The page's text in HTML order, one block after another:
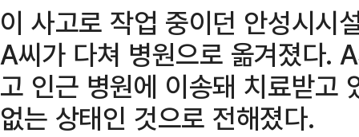
이 사고로 작업 중이던 안성시시
A씨가 다쳐 병원으로 옮겨졌다.
고 인근 병원에 이송돼 치료받고
없는 상태인 것으로 전해졌다.